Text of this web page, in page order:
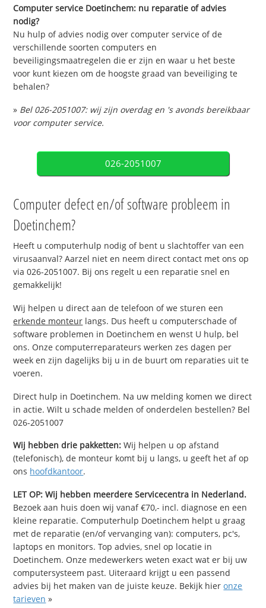
Computer service Doetinchem: nu reparatie of advies
nodig?
Nu hulp of advies nodig over computer service of de
verschillende soorten computers en
beveiligingsmaatregelen die er zijn en waar u het beste
voor kunt kiezen om de hoogste graad van beveiliging te
behalen?
» Bel 026-2051007: wij zijn overdag en 's avonds bereikbaar
voor computer service.
026-2051007
Computer defect en/of software probleem in
Doetinchem?
Heeft u computerhulp nodig of bent u slachtoffer van een
virusaanval? Aarzel niet en neem direct contact met ons op
via 026-2051007. Bij ons regelt u een reparatie snel en
gemakkelijk!
Wij helpen u direct aan de telefoon of we sturen een
erkende monteur langs. Dus heeft u computerschade of
software problemen in Doetinchem en wenst U hulp, bel
ons. Onze computerreparateurs werken zes dagen per
week en zijn dagelijks bij u in de buurt om reparaties uit te
voeren.
Direct hulp in Doetinchem. Na uw melding komen we direct
in actie. Wilt u schade melden of onderdelen bestellen? Bel
026-2051007
Wij hebben drie pakketten: Wij helpen u op afstand
(telefonisch), de monteur komt bij u langs, u geeft het af op
ons hoofdkantoor.
LET OP: Wij hebben meerdere Servicecentra in Nederland.
Bezoek aan huis doen wij vanaf €70,- incl. diagnose en een
kleine reparatie. Computerhulp Doetinchem helpt u graag
met de reparatie (en/of vervanging van): computers, pc's,
laptops en monitors. Top advies, snel op locatie in
Doetinchem. Onze medewerkers weten exact wat er bij uw
computersysteem past. Uiteraard krijgt u een passend
advies bij het maken van de juiste keuze. Bekijk hieronze
tarieven »